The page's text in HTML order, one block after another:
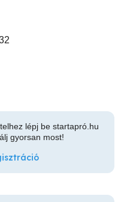
lépj be startapró.hu
gyorsan most!